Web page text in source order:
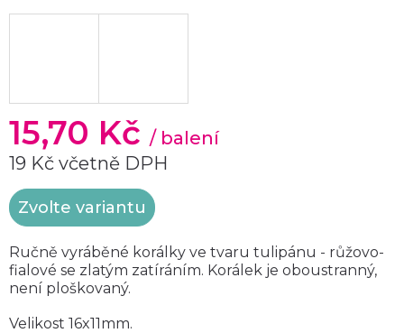
15,70 Kč / balení
19 Kč včetně DPH
Měrná
cena:
Zvolte variantu
Ručně vyráběné korálky ve tvaru tulipánu - růžovo-
fialové se zlatým zatíráním. Korálek je oboustranný,
není ploškovaný.
Velikost 16x11mm.